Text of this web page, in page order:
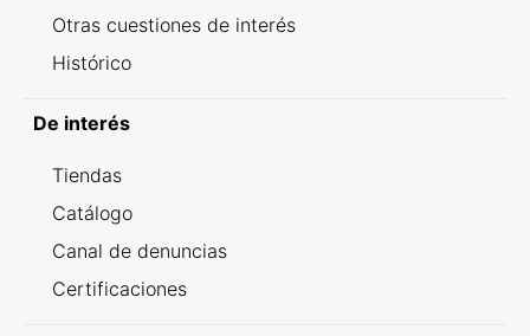
Otras cuestiones de interés
Histórico
De interés
Tiendas
Catálogo
Canal de denuncias
Certificaciones